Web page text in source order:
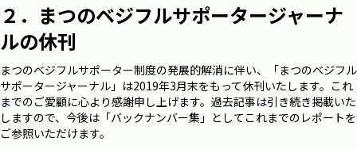
２．まつのベジフルサポータージャーナ
ルの休刊
まつのベジフルサポーター制度の発展的解消に伴い、「まつのベジフル
サポータージャーナル」は2019年3月末をもって休刊いたします。これ
までのご愛顧に心より感謝申し上げます。過去記事は引き続き掲載いた
しますので、今後は「バックナンバー集」としてこれまでのレポートを
ご参照いただけます。